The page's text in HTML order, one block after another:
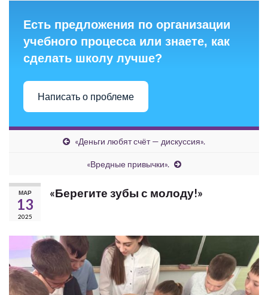
Есть предложения по организации
учебного процесса или знаете, как
сделать школу лучше?
Написать о проблеме
«Деньги любят счёт — дискуссия».
«Вредные привычки».
МАР
13
2025
«Берегите зубы с молоду!»